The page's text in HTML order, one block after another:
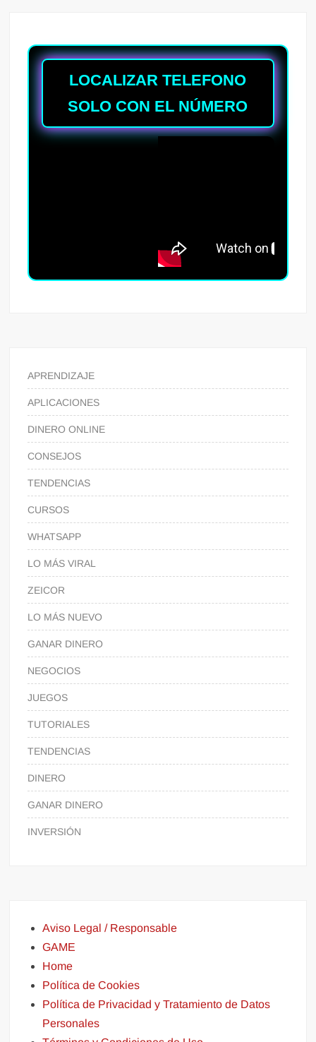
LOCALIZAR TELEFONO
SOLO CON EL NÚMERO
APRENDIZAJE
APLICACIONES
DINERO ONLINE
CONSEJOS
TENDENCIAS
CURSOS
WHATSAPP
LO MÁS VIRAL
ZEICOR
LO MÁS NUEVO
GANAR DINERO
NEGOCIOS
JUEGOS
TUTORIALES
TENDENCIAS
DINERO
GANAR DINERO
INVERSIÓN
Aviso Legal / Responsable
GAME
Home
Política de Cookies
Política de Privacidad y Tratamiento de Datos
Personales